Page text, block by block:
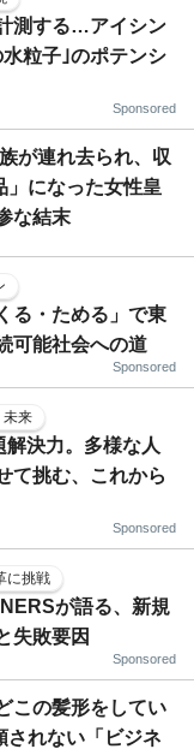
測する…アイシン
粒子｣のポテンシ
Sponsored
が連れ去られ、収
」になった女性皇
な結末
る・ためる」で東
可能社会への道
Sponsored
未来
決力。多様な人
て挑む、これから
Sponsored
に挑戦
が語る、新規
失敗要因
Sponsored
この髪形をしてい
されない「ビジネ